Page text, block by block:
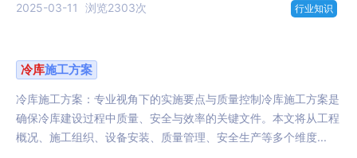
2025-03-11 浏览2303次 行业知识
冷库施工方案
冷库施工方案：专业视角下的实施要点与质量控制冷库施工方案是
确保冷库建设过程中质量、安全与效率的关键文件。本文将从工程
概况、施工组织、设备安装、质量管理、安全生产等多个维度...